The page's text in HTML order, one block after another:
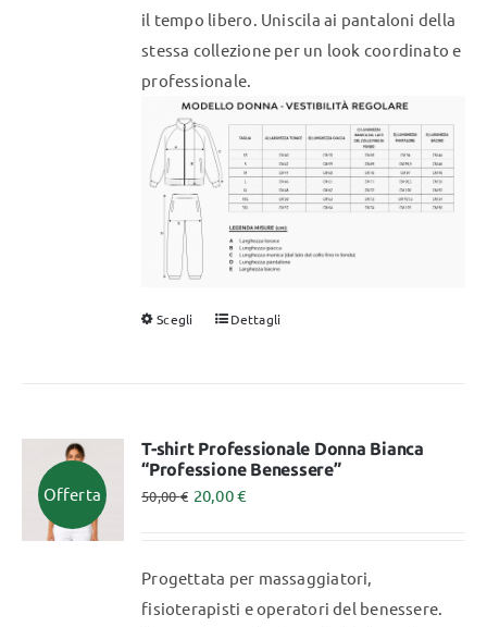
il tempo libero. Uniscila ai pantaloni della
stessa collezione per un look coordinato e
professionale.
Scegli
Questo
varianti.
Le
opzioni
Dettagli
Offerta
T-shirt Professionale Donna Bianca
“Professione Benessere”
50,00€ 20,00€
Progettata per massaggiatori,
fisioterapisti e operatori del benessere.